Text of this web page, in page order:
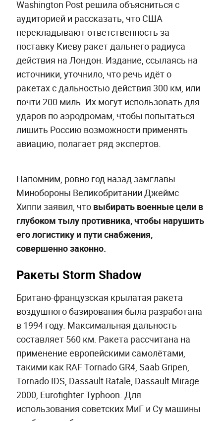
Washington Post решила объясниться с
аудиторией и рассказать, что США
перекладывают ответственность за
поставку Киеву ракет дальнего радиуса
действия на Лондон. Издание, ссылаясь на
источники, уточнило, что речь идёт о
ракетах с дальностью действия 300 км, или
почти 200 миль. Их могут использовать для
ударов по аэродромам, чтобы попытаться
лишить Россию возможности применять
авиацию, полагает ряд экспертов.
Напомним, ровно год назад замглавы
Минобороны Великобритании Джеймс
Хиппи заявил, что выбирать военные цели в
глубоком тылу противника, чтобы нарушить
его логистику и пути снабжения,
совершенно законно.
Ракеты Storm Shadow
Британо-французская крылатая ракета
воздушного базирования была разработана
в 1994 году. Максимальная дальность
составляет 560 км. Ракета рассчитана на
применение европейскими самолётами,
такими как RAF Tornado GR4, Saab Gripen,
Tornado IDS, Dassault Rafale, Dassault Mirage
2000, Eurofighter Typhoon. Для
использования советских МиГ и Су машины